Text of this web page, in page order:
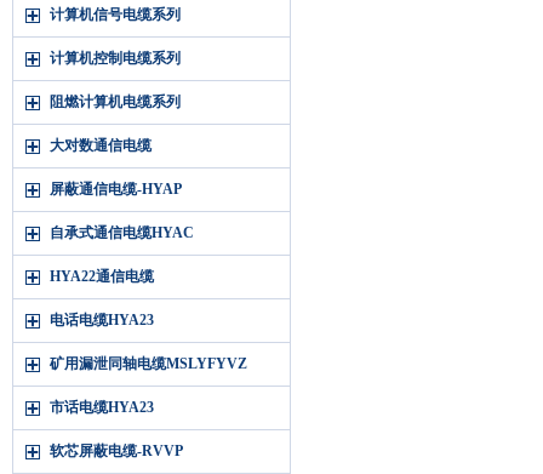
计算机信号电缆系列
计算机控制电缆系列
阻燃计算机电缆系列
大对数通信电缆
屏蔽通信电缆-HYAP
自承式通信电缆HYAC
HYA22通信电缆
电话电缆HYA23
矿用漏泄同轴电缆MSLYFYVZ
市话电缆HYA23
软芯屏蔽电缆-RVVP